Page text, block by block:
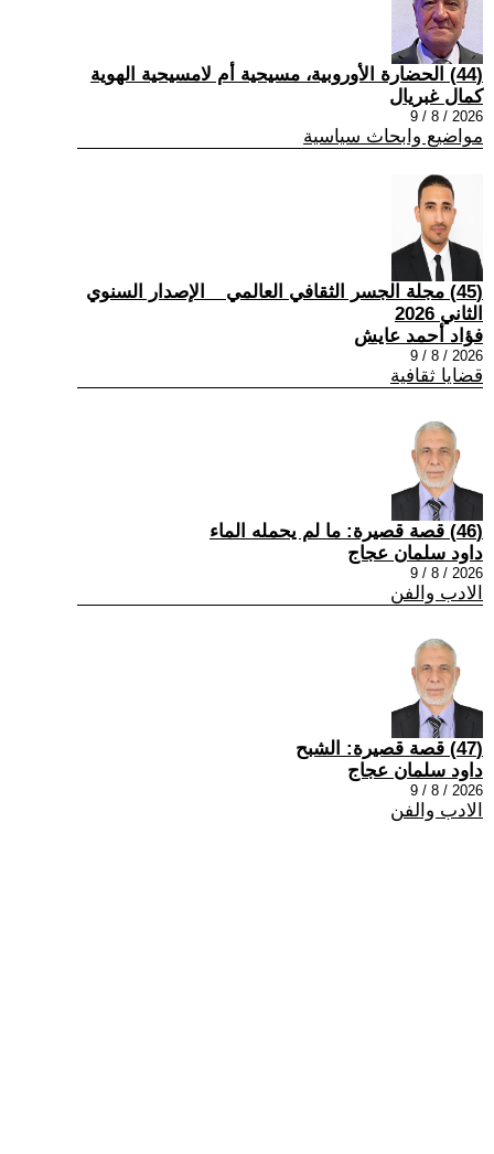
(44) الحضارة الأوروبية، مسيحية أم لامسيحية الهوية
كمال غبريال
2026 / 8 / 9
مواضيع وابحاث سياسية
(45) مجلة الجسر الثقافي العالمي _ الإصدار السنوي
الثاني 2026
فؤاد أحمد عايش
2026 / 8 / 9
قضايا ثقافية
(46) قصة قصيرة: ما لم يحمله الماء
داود سلمان عجاج
2026 / 8 / 9
الادب والفن
(47) قصة قصيرة: الشبح
داود سلمان عجاج
2026 / 8 / 9
الادب والفن